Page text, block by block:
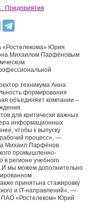
: Предприятия
«Ростелекома» Юрия
Михаилом Парфёновым
техникума Анна
формирования
объединяет компании –
для критически важных
информационных
чтобы к выпуску
рабочий процесс», —
Михаил Парфёнов.
промышленно-
в регионе учебного
мы можем дополнительно
принятьна стажировку
и IT-направлений», —
ПАО «Ростелеком» Юрий